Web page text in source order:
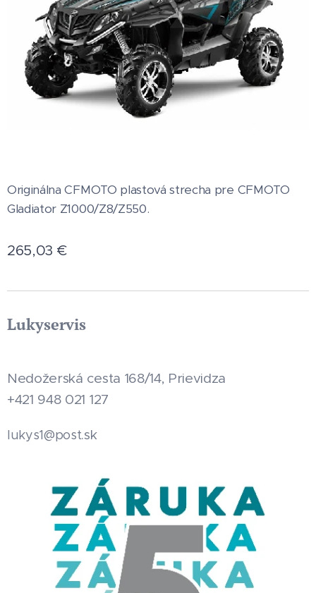
Originálna CFMOTO plastová strecha pre CFMOTO
Gladiator Z1000/Z8/Z550.
265,03 €
Lukyservis
Nedožerská cesta 168/14, Prievidza
+421 948 021 127
lukys1@post.sk